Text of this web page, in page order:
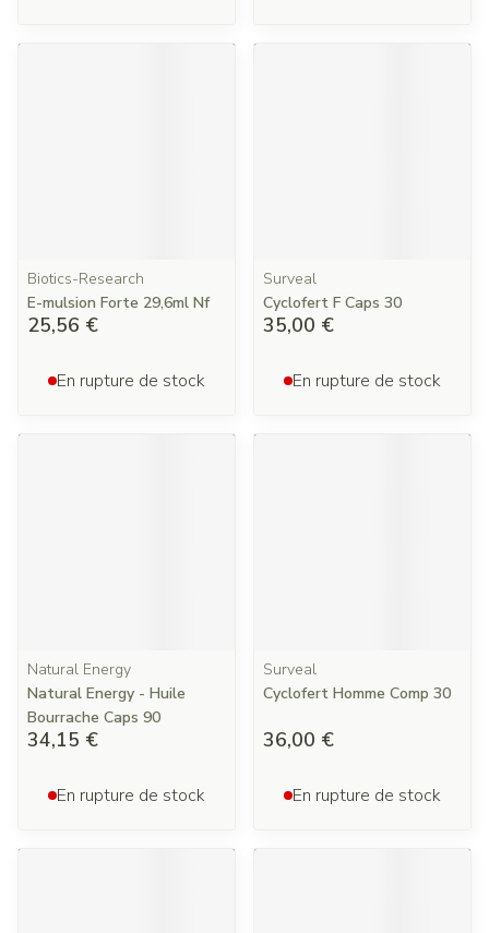
Biotics-Research
E-mulsion Forte 29,6ml Nf
25,56 €
En rupture de stock
Surveal
Cyclofert F Caps 30
35,00 €
En rupture de stock
Natural Energy
Natural Energy - Huile
Bourrache Caps 90
34,15 €
En rupture de stock
Surveal
Cyclofert Homme Comp 30
36,00 €
En rupture de stock